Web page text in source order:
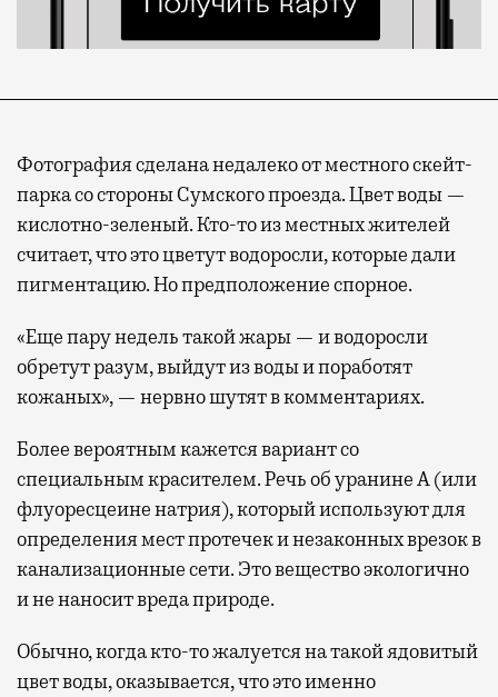
Фотография сделана недалеко от местного скейт-
парка со стороны Сумского проезда. Цвет воды —
кислотно-зеленый. Кто-то из местных жителей
считает, что это цветут водоросли, которые дали
пигментацию. Но предположение спорное.
«Еще пару недель такой жары — и водоросли
обретут разум, выйдут из воды и поработят
кожаных», — нервно шутят в комментариях.
Более вероятным кажется вариант со
специальным красителем. Речь об уранине А (или
флуоресцеине натрия), который используют для
определения мест протечек и незаконных врезок в
канализационные сети. Это вещество экологично
и не наносит вреда природе.
Обычно, когда кто-то жалуется на такой ядовитый
цвет воды, оказывается, что это именно